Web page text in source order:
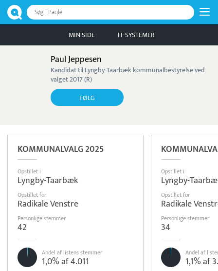
Søg i Paqle
MIN SIDE IT-SYSTEMER
Paul Jeppesen
Kandidat til Lyngby-Taarbæk kommunalbestyrelse ved
valget 2017 (R)
FØLG
KOMMUNALVALG 2025
Opstillet i
Lyngby-Taarbæk
Opstillet for
Radikale Venstre
Personlige stemmer
42
Andel af listens stemmer
1,0% af 4.011
Opstillet i
Lyngby-
Opstillet for
Radikale
Personlige stemmer
34
Andel af
1,1% af